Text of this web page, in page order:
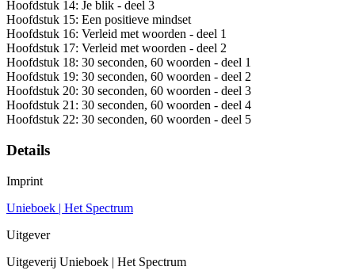
Hoofdstuk 14: Je blik - deel 3
Hoofdstuk 15: Een positieve mindset
Hoofdstuk 16: Verleid met woorden - deel 1
Hoofdstuk 17: Verleid met woorden - deel 2
Hoofdstuk 18: 30 seconden, 60 woorden - deel 1
Hoofdstuk 19: 30 seconden, 60 woorden - deel 2
Hoofdstuk 20: 30 seconden, 60 woorden - deel 3
Hoofdstuk 21: 30 seconden, 60 woorden - deel 4
Hoofdstuk 22: 30 seconden, 60 woorden - deel 5
Details
Imprint
Unieboek | Het Spectrum
Uitgever
Uitgeverij Unieboek | Het Spectrum